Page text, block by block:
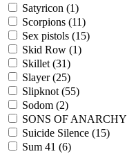
Satyricon (1)
Scorpions (11)
Sex pistols (15)
Skid Row (1)
Skillet(31)
Slayer(25)
Slipknot(55)
Sodom (2)
SONS OF ANARCHY
Suicide Silence (15)
Sum 41 (6)